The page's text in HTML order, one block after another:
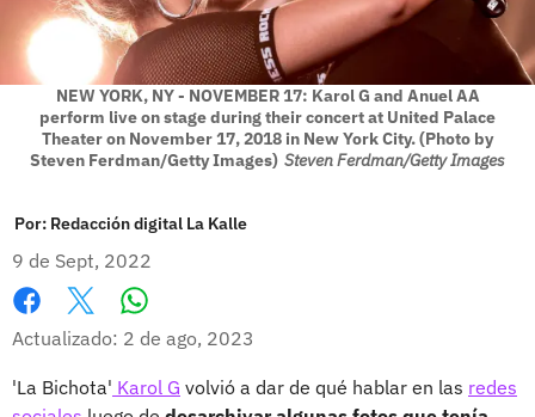
NEW YORK, NY - NOVEMBER 17: Karol G and Anuel AA
perform live on stage during their concert at United Palace
Theater on November 17, 2018 in New York City. (Photo by
Steven Ferdman/Getty Images) Steven Ferdman/Getty Images
Por: Redacción digital La Kalle
9 de Sept, 2022
Facebook
X
Actualizado: 2 de ago, 2023
'La Bichota' Karol G volvió a dar de qué hablar en las redes